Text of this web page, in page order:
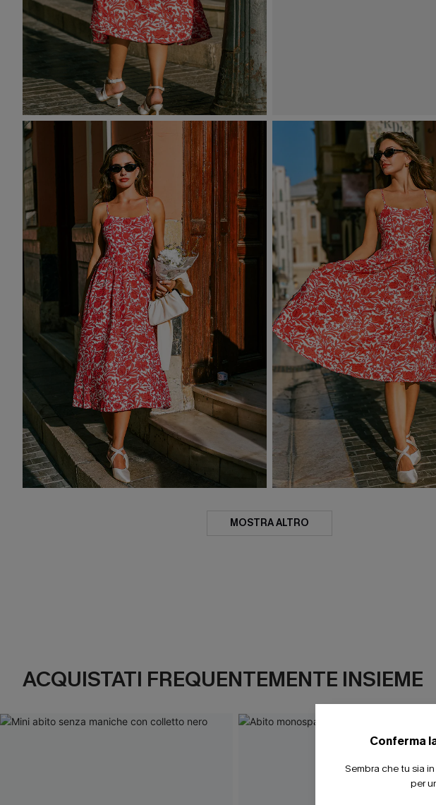
MOSTRA ALTRO
ACQUISTATI FREQUENTEMENTE INSIEME
Conferma
Sembra che tu sia in
per